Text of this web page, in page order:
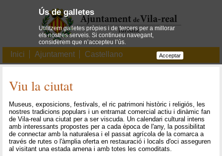
Inici Ajuntament Castellano
Viu la ciutat
Museus, exposicions, festivals, el ric patrimoni històric i religiós, les
nostres tradicions populars i un entramat comercial actiu i dinàmic fan
de Vila-real una ciutat per a ser viscuda. Un calendari cultural intens
amb interessants propostes per a cada època de l'any, la possibilitat
de connectar amb la naturalesa i el passat agrícola de la comarca a
través de rutes o l'àmplia oferta en restauració i locals d'oci asseguren
al visitant una estada amena i amb totes les comoditats.
Ús de galletes
Utilitzem galletes pròpies i de tercers per a millorar
els nostres serveis. Si continueu navegant,
considerem que n’accepteu l’ús.
Acceptar